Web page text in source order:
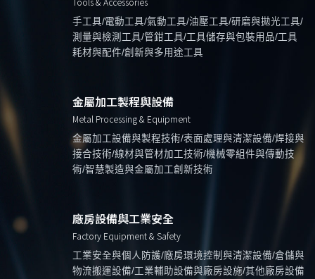
手工具/電動工具/氣動工具/油壓工具/研磨與拋光工具/
測量與檢測工具/管鉗工具/工具儲存與包裝用品/工具
耗材與配件/創新與多用途工具
金屬加工製程與設備
Metal Processing & Equipment
金屬加工設備與製程技術/表面處理與清潔設備/焊接與
接合技術/線材與管材加工技術/機械零組件與傳動技
術/智慧製造與金屬加工創新技術
廠房設備與工業安全
Factory Equipment & Safety
工業安全與個人防護/廠房環境控制與清潔設備/倉儲與
物流搬運設備/工業輔助設備與廠房設施/其他廠房設備